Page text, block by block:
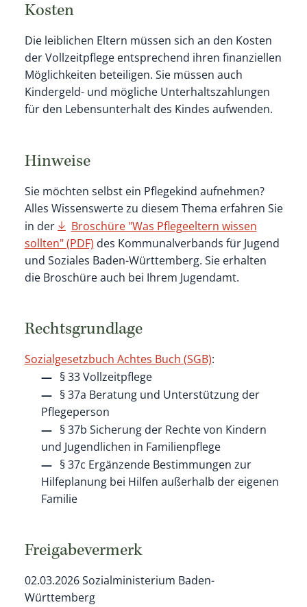
Kosten
Die leiblichen Eltern müssen sich an den Kosten
der Vollzeitpflege entsprechend ihren finanziellen
Möglichkeiten beteiligen. Sie müssen auch
Kindergeld- und mögliche Unterhaltszahlungen
für den Lebensunterhalt des Kindes aufwenden.
Hinweise
Sie möchten selbst ein Pflegekind aufnehmen?
Alles Wissenswerte zu diesem Thema erfahren Sie
in der
Broschüre "Was Pflegeeltern wissen
sollten" (PDF) des Kommunalverbands für Jugend
und Soziales Baden-Württemberg. Sie erhalten
die Broschüre auch bei Ihrem Jugendamt.
Rechtsgrundlage
Sozialgesetzbuch Achtes Buch (SGB):
§ 33 Vollzeitpflege
§ 37a Beratung und Unterstützung der
Pflegeperson
§ 37b Sicherung der Rechte von Kindern
und Jugendlichen in Familienpflege
§ 37c Ergänzende Bestimmungen zur
Hilfeplanung bei Hilfen außerhalb der eigenen
Familie
Freigabevermerk
02.03.2026 Sozialministerium Baden-
Württemberg